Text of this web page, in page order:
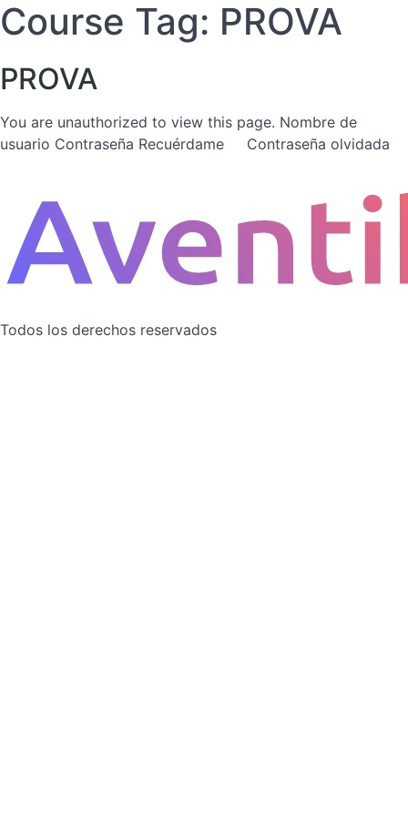
Ir
al
Course Tag: PROVA
PROVA
You are unauthorized to view this page. Nombre de
usuario Contraseña Recuérdame Contraseña olvidada
Todos los derechos reservados